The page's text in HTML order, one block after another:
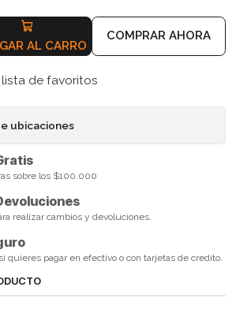
AL CARRO
COMPRAR AHORA
de favoritos
ubicaciones
sobre los $100.000
realizar cambios y devoluciones.
quieres pagar en efectivo o con tarjetas de credito.